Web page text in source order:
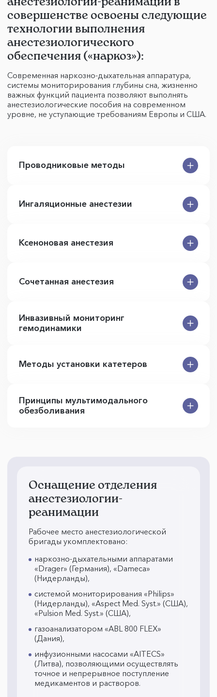
совершенстве освоены следующие
технологии выполнения
анестезиологического
обеспечения («наркоз»):
Современная наркозно-дыхательная аппаратура,
системы мониторирования глубины сна, жизненно
важных функций пациента позволяют выполнять
анестезиологические пособия на современном
уровне, не уступающие требованиям Европы и США.
Проводниковые методы
Ингаляционные анестезии
Ксеноновая анестезия
Сочетанная анестезия
Инвазивный мониторинг
гемодинамики
Методы установки катетеров
Принципы мультимодального
обезболивания
Оснащение отделения
анестезиологии-
реанимации
Рабочее место анестезиологической
бригады укомплектовано:
наркозно-дыхательными аппаратами
«Drager» (Германия), «Dameca»
(Нидерланды),
системой мониторирования «Philips»
(Нидерланды), «Aspect Med. Syst.» (США),
«Pulsion Med. Syst.» (США),
газоанализатором «ABL 800 FLEX»
(Дания),
инфузионными насосами «AITECS»
(Литва), позволяющими осуществлять
точное и непрерывное поступление
медикаментов и растворов.